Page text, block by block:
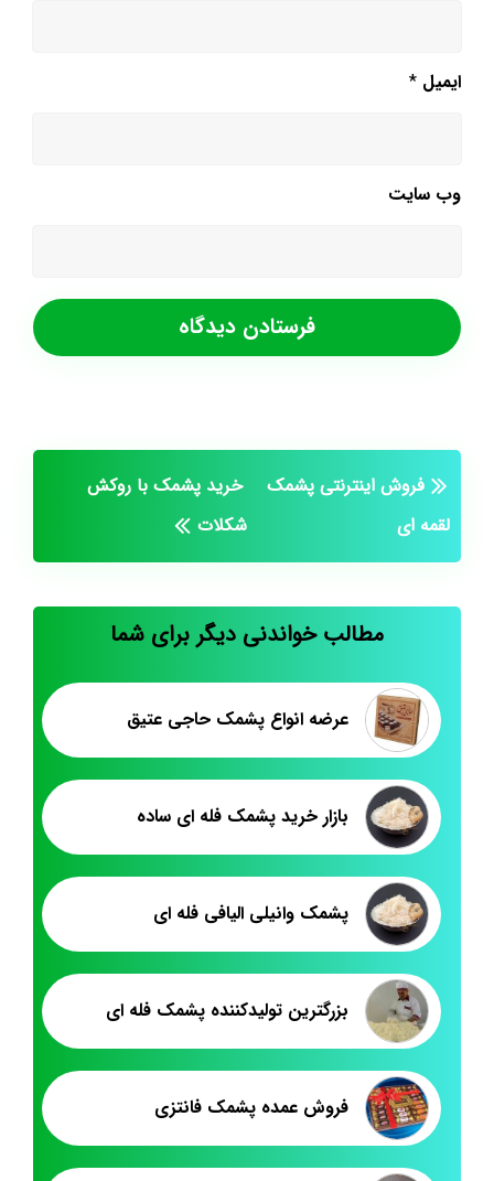
ایمیل *
وب‌ سایت
فروش اینترنتی پشمک
لقمه ای
خرید پشمک با روکش
شکلات
مطالب خواندنی دیگر برای شما
عرضه انواع پشمک حاجی عتیق
بازار خرید پشمک فله ای ساده
پشمک وانیلی الیافی فله ای
بزرگترین تولیدکننده پشمک فله ای
فروش عمده پشمک فانتزی